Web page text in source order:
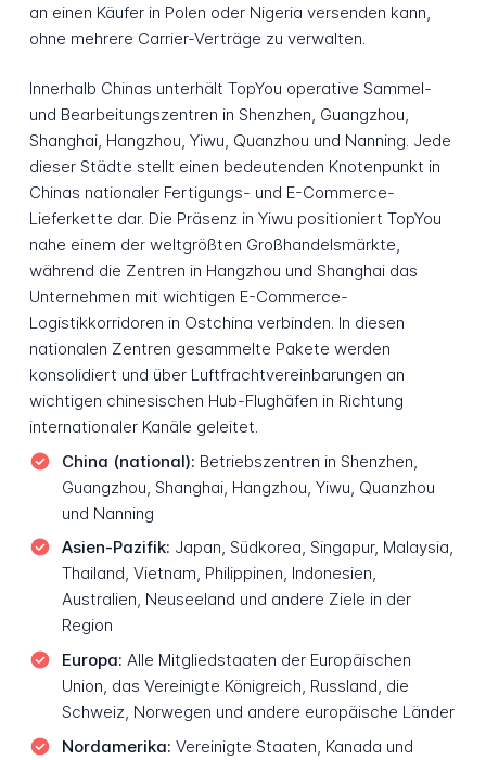
an einen Käufer in Polen oder Nigeria versenden kann,
ohne mehrere Carrier-Verträge zu verwalten.
Innerhalb Chinas unterhält TopYou operative Sammel-
und Bearbeitungszentren in Shenzhen, Guangzhou,
Shanghai, Hangzhou, Yiwu, Quanzhou und Nanning. Jede
dieser Städte stellt einen bedeutenden Knotenpunkt in
Chinas nationaler Fertigungs- und E-Commerce-
Lieferkette dar. Die Präsenz in Yiwu positioniert TopYou
nahe einem der weltgrößten Großhandelsmärkte,
während die Zentren in Hangzhou und Shanghai das
Unternehmen mit wichtigen E-Commerce-
Logistikkorridoren in Ostchina verbinden. In diesen
nationalen Zentren gesammelte Pakete werden
konsolidiert und über Luftfrachtvereinbarungen an
wichtigen chinesischen Hub-Flughäfen in Richtung
internationaler Kanäle geleitet.
China (national): Betriebszentren in Shenzhen,
Guangzhou, Shanghai, Hangzhou, Yiwu, Quanzhou
und Nanning
Asien-Pazifik: Japan, Südkorea, Singapur, Malaysia,
Thailand, Vietnam, Philippinen, Indonesien,
Australien, Neuseeland und andere Ziele in der
Region
Europa: Alle Mitgliedstaaten der Europäischen
Union, das Vereinigte Königreich, Russland, die
Schweiz, Norwegen und andere europäische Länder
Nordamerika: Vereinigte Staaten, Kanada und